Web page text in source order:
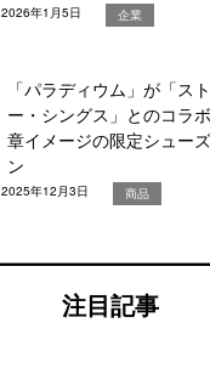
2026年1月5日 企業
「パラディウム」が「ス
ー・シングス」とのコラ
章イメージの限定シュー
ン
2025年12月3日 商品
注目記事